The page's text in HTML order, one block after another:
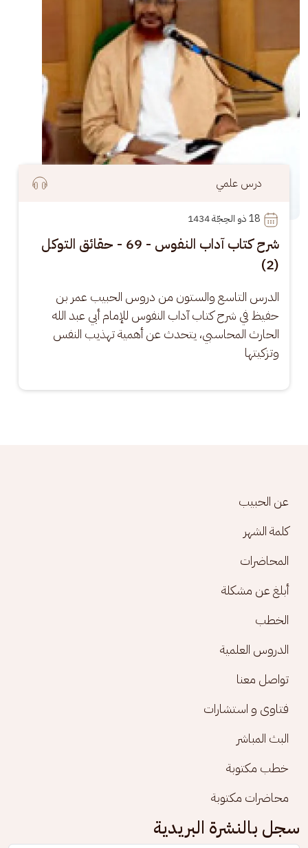
درس علمي
18
شرح كتاب آداب النفوس - 69 - حقائق التوكل
(2)
الدرس التاسع والستون من دروس الحبيب عمر بن
حفيظ في شرح كتاب آداب النفوس للإمام أبي عبد الله
الحارث المحاسبي، يتحدث عن أهمية تهذيب النفس
وتزكيتها
Footer menu
عن الحبيب
كلمة الشهر
المحاضرات
أبلغ عن مشكلة
الخطب
الدروس العلمية
تواصل معنا
فتاوى و استشارات
البث المباشر
خطب مكتوبة
محاضرات مكتوبة
سجل بالنشرة البريدية